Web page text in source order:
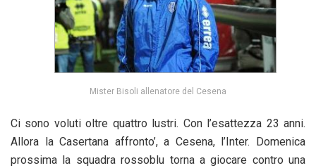
Mister Bisoli allenatore del Cesena
Ci sono voluti oltre quattro lustri. Con l’esattezza 23 anni.
Allora la Casertana affronto’, a Cesena, l’Inter. Domenica
prossima la squadra rossoblu torna a giocare contro una